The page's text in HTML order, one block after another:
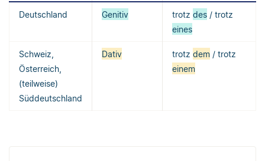
Deutschland Genitiv trotz des / trotz
eines
Schweiz,
Österreich,
(teilweise)
Süddeutschland
Dativ trotz dem / trotz
einem